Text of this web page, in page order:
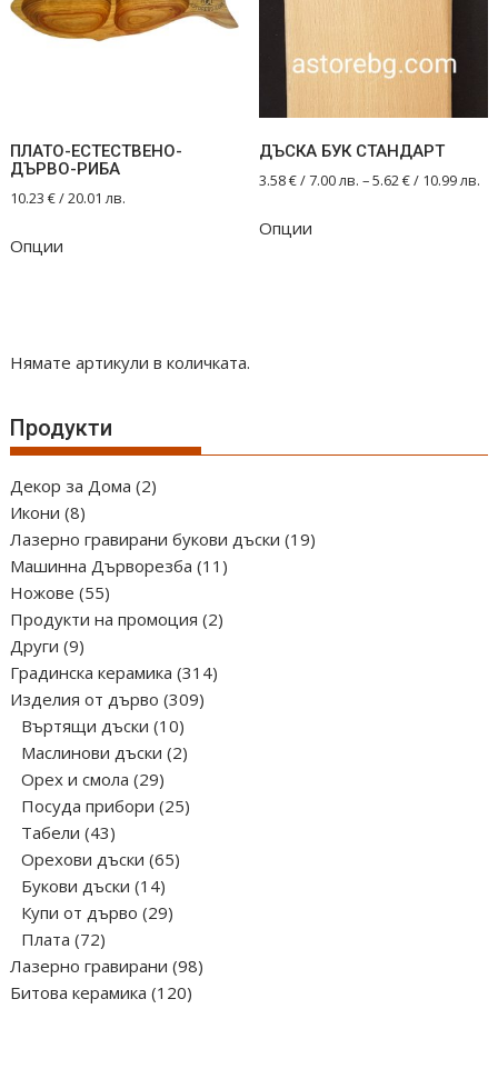
be
chosen
page
ПЛАТО-ЕСТЕСТВЕНО-
ДЪРВО-РИБА
10.23€/ 20.01 лв.
Опции
ДЪСКА БУК СТАНДАРТ
3.58€/ 7.00 лв. –5.62€/ 10.99 лв.
Опцииproduct
chosen
product
Нямате артикули в количката.
Продукти
Декор за Дома 22
Икони 88
продукта
Лазерно гравирани букови дъски 1919
Машинна Дърворезба 11 11
Ножове 5555
продукта
Продукти на промоция 22
Други 99
продукта
Градинска керамика 314314
Изделия от дърво 309309
Въртящи дъски 1010
продукта
Маслинови дъски 22
Орех и смола 2929
продукта
Посуда прибори 2525
Табели 4343
продукта
Орехови дъски 6565
Букови дъски 1414
продукта
Купи от дърво 2929
Плата 7272
продукта
Лазерно гравирани 9898
Битова керамика 120120